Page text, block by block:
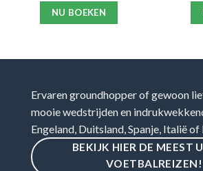
NU BOEKEN
Ervaren groundhopper of gewoon
mooie wedstrijden en
Engeland, Duitsland, Spanje, Italië
BEKIJK HIER DE MEEST
VOETBALREIZEN!